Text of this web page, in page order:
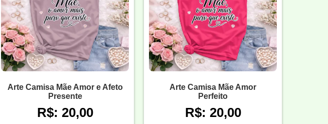
Arte Camisa Mãe Amor e Afeto
Presente
R$: 20,00
Arte Camisa Mãe Amor
Perfeito
R$: 20,00